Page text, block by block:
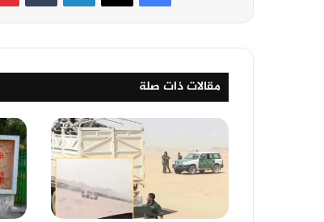
مقالات ذات صلة